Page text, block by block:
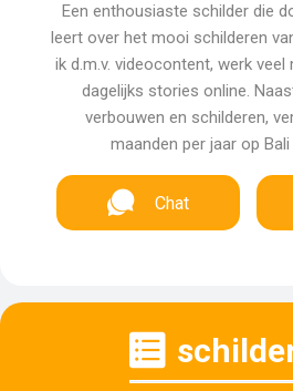
Een enthousiaste schilder die
leert over het mooi schilderen
ik d.m.v. videocontent, werk
dagelijks stories online.
verbouwen en schilderen,
maanden per jaar op
Chat